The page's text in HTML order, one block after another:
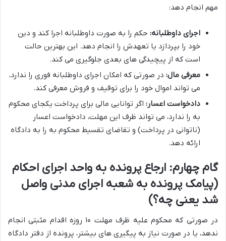
مهم انجام دهد:
اجرای داوطلبانه: حکم را به صورت داوطلبانه اجرا کند و دین
خود را بپردازد یا تعهدش را انجام دهد. این بهترین حالت
است که از پیچیدگی های بعدی جلوگیری می کند.
معرفی مال: در صورتی که امکان اجرای داوطلبانه فوری را ندارد،
می تواند اموال خود را برای توقیف و فروش معرفی کند.
دادخواست اعسار: اگر توانایی مالی برای پرداخت یکجای محکوم
به را ندارد، می تواند ظرف این مهلت، دادخواست اعسار
(ناتوانی در پرداخت) و تقاضای تقسیط محکوم به را به دادگاه
ارائه دهد.
گام چهارم: ارجاع پرونده به واحد اجرای احکام
(پیامک پرونده به شعبه اجرای مدنی واصل
شد یعنی چه؟)
در صورتی که محکوم علیه ظرف مهلت ۱۰ روزه اقدام مثبتی انجام
ندهد، یا در صورت نیاز به پیگیری های بیشتر، پرونده از دفتر دادگاه